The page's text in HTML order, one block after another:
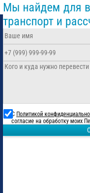
Мы найдем для
транспорт и
С Политикой
согласие на обработку моих